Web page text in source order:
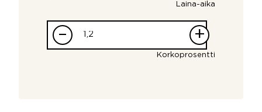
Laina-aika
– +
Korkoprosentti